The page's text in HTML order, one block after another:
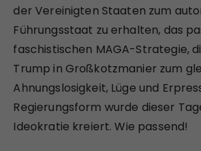
der Vereinigten Staaten zum
Führungsstaat zu erhalten, das
faschistischen MAGA-Strategie,
Trump in Großkotzmanier zum
Ahnungslosigkeit, Lüge und
Regierungsform wurde dieser
Ideokratie kreiert. Wie passend!